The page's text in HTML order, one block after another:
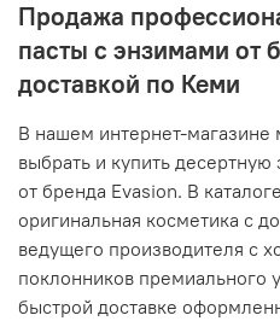
Продажа
пасты с энзимами от
доставкой по Кеми
В нашем интернет-
выбрать и купить
от бренда Evasion. В
оригинальная косметика с
ведущего производителя с
поклонников премиального
быстрой доставке